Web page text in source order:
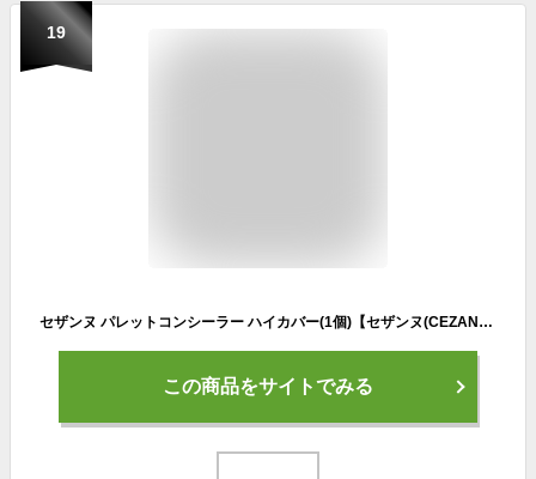
19
セザンヌ パレットコンシーラー ハイカバー(1個)【セザンヌ(CEZANNE)】
この商品をサイトでみる